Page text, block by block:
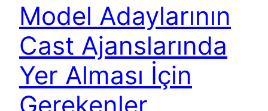
Model Adaylarının
Cast Ajanslarında
Yer Alması İçin
Gerekenler